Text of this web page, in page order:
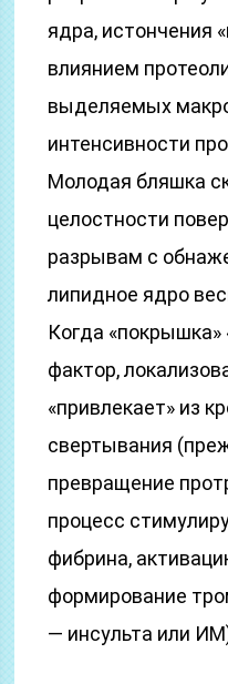
ядра, истончения
влиянием
выделяемых
интенсивности
Молодая бляшка
целостности
разрывам с
липидное ядро
Когда «покрышка»
фактор,
«привлекает» из
свертывания
превращение
процесс
фибрина,
формирование
— инсульта или